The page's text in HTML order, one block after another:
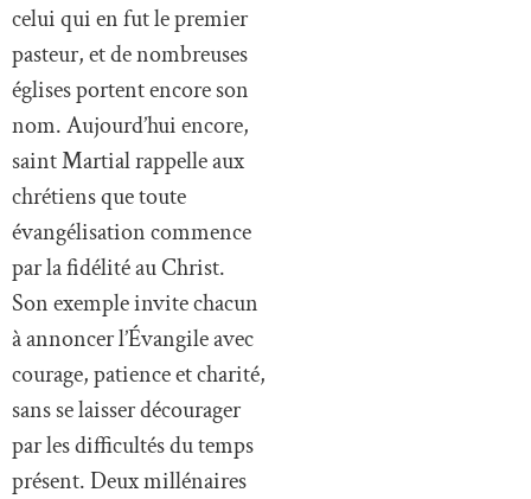
celui qui en fut le premier
pasteur, et de nombreuses
églises portent encore son
nom. Aujourd’hui encore,
saint Martial rappelle aux
chrétiens que toute
évangélisation commence
par la fidélité au Christ.
Son exemple invite chacun
à annoncer l’Évangile avec
courage, patience et charité,
sans se laisser décourager
par les difficultés du temps
présent. Deux millénaires